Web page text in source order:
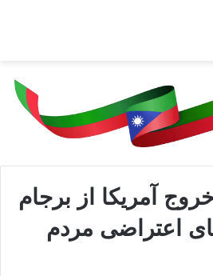
آمریکا از برجام
اعتراضی مردم